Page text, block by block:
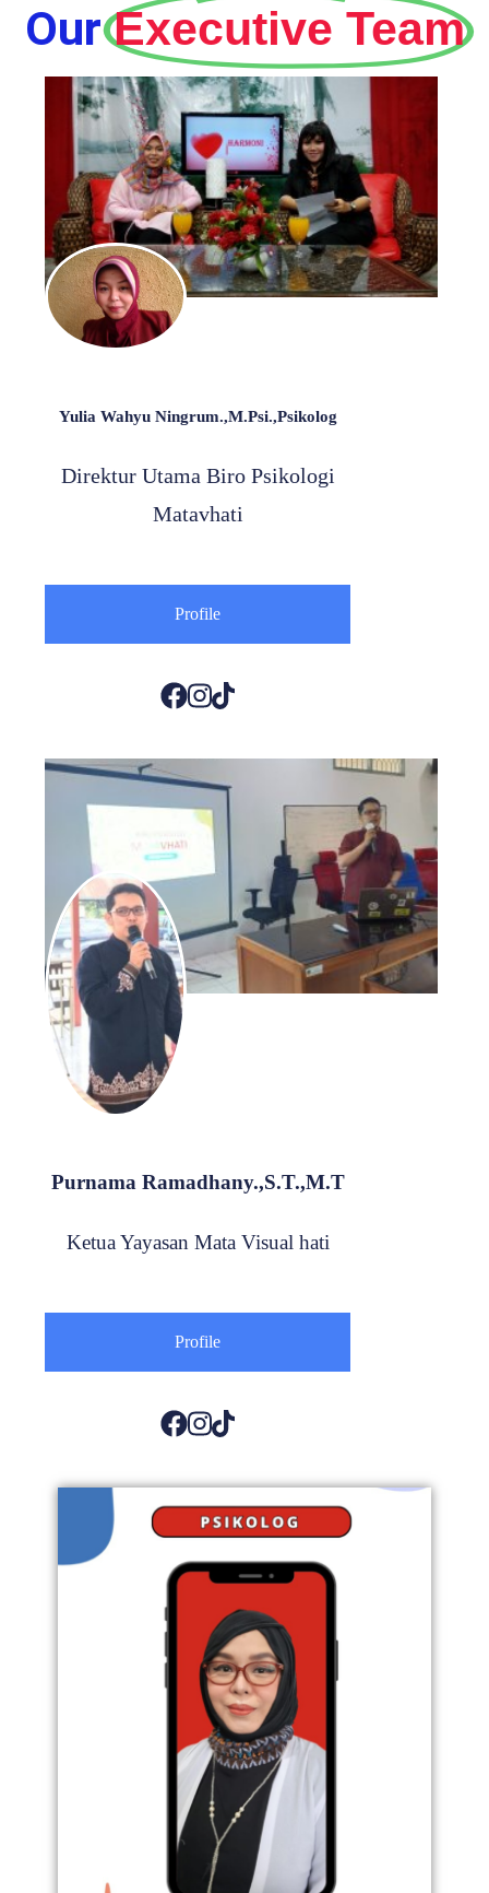
Our Executive Team
Yulia Wahyu Ningrum.,M.Psi.,Psikolog
Direktur Utama Biro Psikologi
Matavhati
Profile
Purnama Ramadhany.,S.T.,M.T
Ketua Yayasan Mata Visual hati
Profile